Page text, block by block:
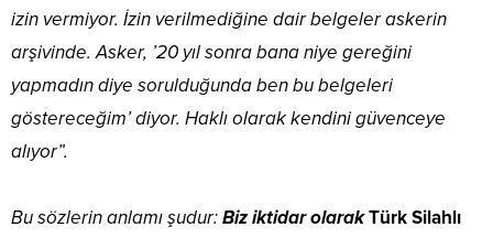
izin vermiyor. İzin verilmediğine dair belgeler askerin
arşivinde. Asker, ’20 yıl sonra bana niye gereğini
yapmadın diye sorulduğunda ben bu belgeleri
göstereceğim’ diyor. Haklı olarak kendini güvenceye
alıyor”.
Bu sözlerin anlamı şudur:Biz iktidar olarakTürk Silahlı